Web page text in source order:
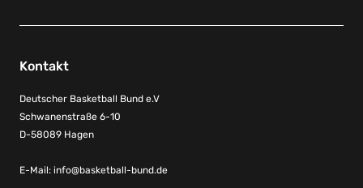
Kontakt
Deutscher Basketball Bund e.V
Schwanenstraße 6-10
D-58089 Hagen
E-Mail: info@basketball-bund.de